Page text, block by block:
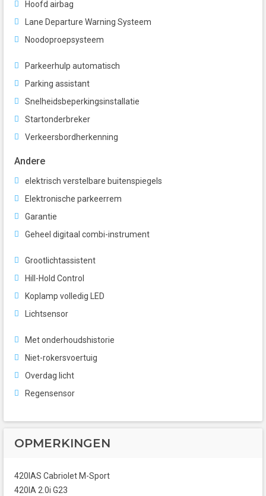
Hoofd airbag
Lane Departure Warning Systeem
Noodoproepsysteem
Parkeerhulp automatisch
Parking assistant
Snelheidsbeperkingsinstallatie
Startonderbreker
Verkeersbordherkenning
Andere
elektrisch verstelbare buitenspiegels
Elektronische parkeerrem
Garantie
Geheel digitaal combi-instrument
Grootlichtassistent
Hill-Hold Control
Koplamp volledig LED
Lichtsensor
Met onderhoudshistorie
Niet-rokersvoertuig
Overdag licht
Regensensor
OPMERKINGEN
420IAS Cabriolet M-Sport
420IA 2.0i G23